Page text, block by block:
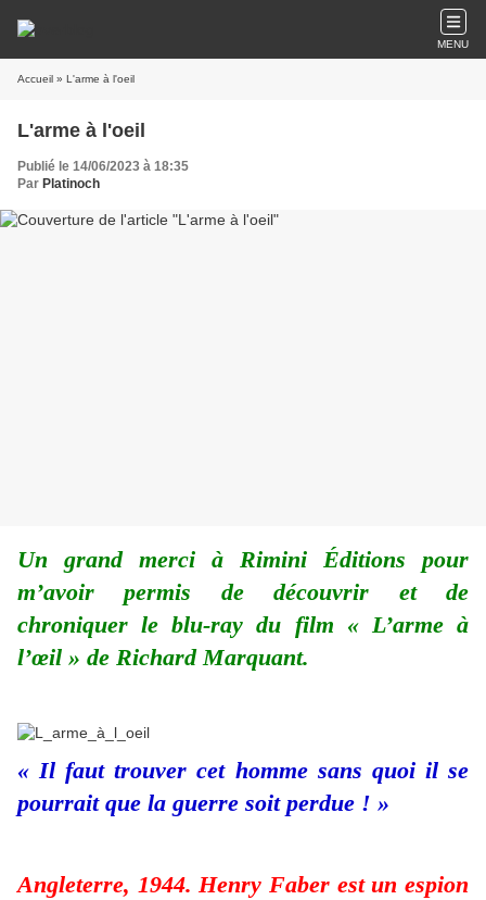
MENU
Accueil » L'arme à l'oeil
L'arme à l'oeil
Publié le 14/06/2023 à 18:35
Par Platinoch
Un grand merci à Rimini Éditions pour
m’avoir permis de découvrir et de
chroniquer le blu-ray du film « L’arme à
l’œil » de Richard Marquant.
« Il faut trouver cet homme sans quoi il se
pourrait que la guerre soit perdue ! »
Angleterre, 1944. Henry Faber est un espion